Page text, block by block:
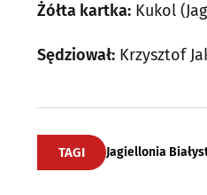
Żółta kartka: Kukol
Sędziował: Krzysztof
TAGI Jagiellonia